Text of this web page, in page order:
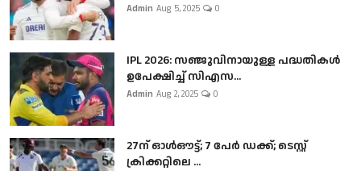
Admin Aug 5, 2025 0
IPL 2026: സഞ്ജുവിനായുള്ള പദ്ധതികൾ
ഉപേക്ഷിച്ച് സിഎസ...
Admin Aug 2, 2025 0
27ന് ഓൾഔട്ട്; 7 പേർ ഡക്ക്; ടെസ്റ്റ്
ക്രിക്കറ്റിലെ ...